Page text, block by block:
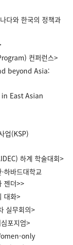
다와 한국의 정책과
컨퍼런스>
beyond Asia:
East Asian
업(KSP)
하계 학술대회>
하바드대학교
젠더>>
대화>
실무회의>
포지엄>
only